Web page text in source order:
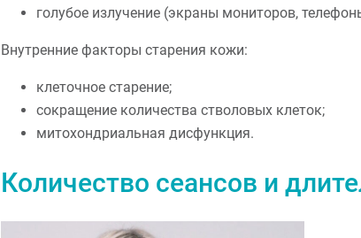
голубое излучение (экраны мониторов,
Внутренние факторы старения кожи:
клеточное старение;
сокращение количества стволовых клеток;
митохондриальная дисфункция.
Количество сеансов и